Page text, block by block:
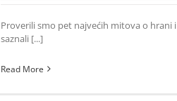
Proverili smo pet najvećih mitova o hrani
saznali [...]
Read More